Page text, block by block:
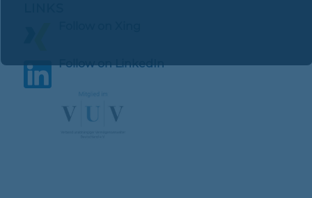
Follow on LinkedIn